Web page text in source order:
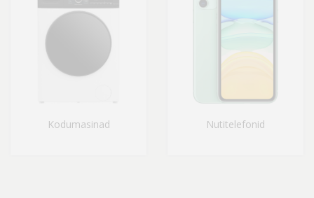
Kodumasinad Nutitelefonid